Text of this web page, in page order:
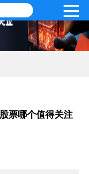
票哪个值得关注